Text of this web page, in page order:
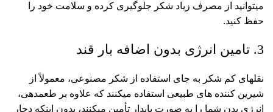
میتوانید از مصرف زیاد شکر جلوگیری کرده و سلامت خود را
حفظ کنید.
3. تامین انرژی بدون اضافه بار قند
نقلهای کم شکر به جای استفاده از شکر مصنوعی، معمولاً از
شیرین کننده های طبیعی استفاده میکنند که علاوه بر طعمدهی،
انرژی بدن شما را به صورت پایدار تأمین میکنند، بدون اینکه دچار